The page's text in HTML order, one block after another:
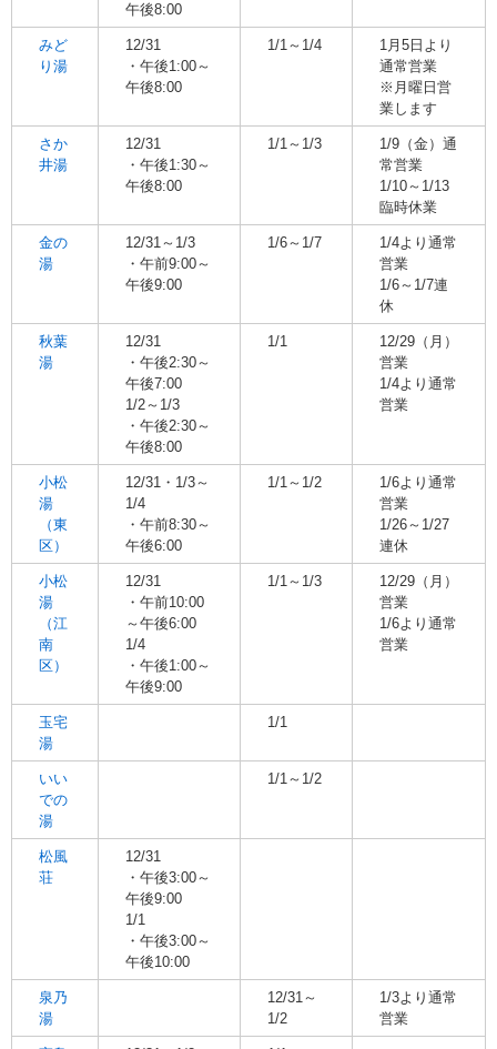
午後8:00
みど
り湯
12/31
・午後1:00～
午後8:00
1/1～1/4
1月5日より
通常営業
※月曜日営
業します
さか
井湯
12/31
・午後1:30～
午後8:00
1/1～1/3
1/9（金）通
常営業
1/10～1/13
臨時休業
金の
湯
12/31～1/3
・午前9:00～
午後9:00
1/6～1/7
1/4より通常
営業
1/6～1/7連
休
秋葉
湯
12/31
・午後2:30～
午後7:00
1/2～1/3
・午後2:30～
午後8:00
1/1
12/29（月）
営業
1/4より通常
営業
小松
湯
（東
区）
12/31・1/3～
1/4
・午前8:30～
午後6:00
1/1～1/2
1/6より通常
営業
1/26～1/27
連休
小松
湯
（江
南
区）
12/31
・午前10:00
～午後6:00
1/4
・午後1:00～
午後9:00
1/1～1/3
12/29（月）
営業
1/6より通常
営業
玉宅
湯
1/1
いい
での
湯
1/1～1/2
松風
荘
12/31
・午後3:00～
午後9:00
1/1
・午後3:00～
午後10:00
泉乃
湯
12/31～
1/2
1/3より通常
営業